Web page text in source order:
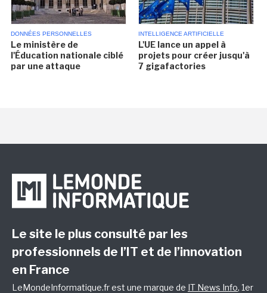
DONNÉES PERSONNELLES
Le ministère de
l'Éducation nationale ciblé
par une attaque
INTELLIGENCE ARTIFICIELLE
L'UE lance un appel à
projets pour créer jusqu'à
7 gigafactories
Le site le plus consulté par les
professionnels de l’IT et de l’innovation
en France
LeMondeInformatique.fr est une marque de IT News Info, 1er